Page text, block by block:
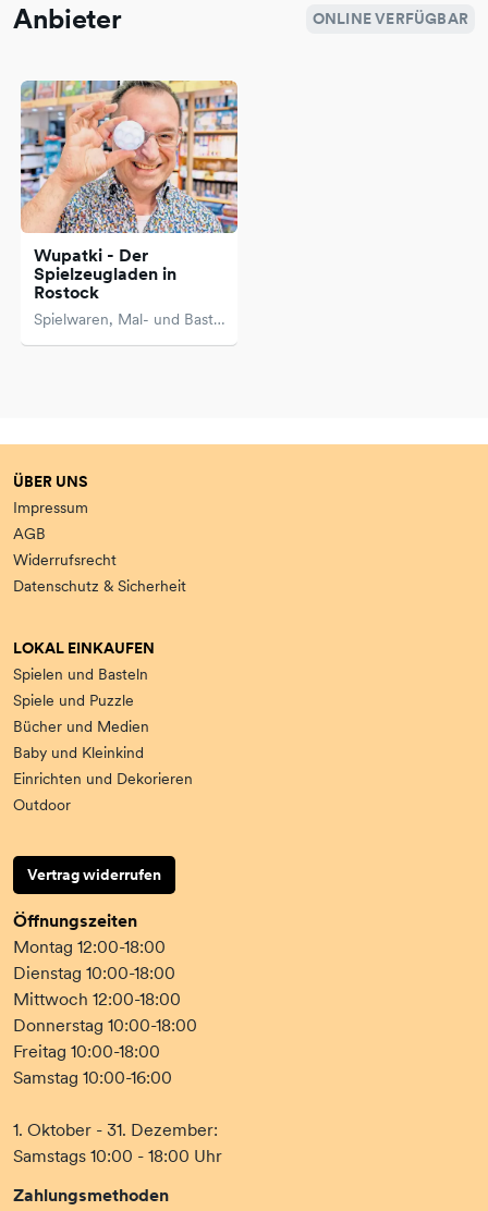
Anbieter ONLINE VERFÜGBAR
Wupatki - Der
Spielzeugladen in
Rostock
Spielwaren, Mal- und Bastelartikel
ÜBER UNS
Impressum
AGB
Widerrufsrecht
Datenschutz & Sicherheit
LOKAL EINKAUFEN
Spielen und Basteln
Spiele und Puzzle
Bücher und Medien
Baby und Kleinkind
Einrichten und Dekorieren
Outdoor
Vertrag widerrufen
Öffnungszeiten
Montag 12:00-18:00
Dienstag 10:00-18:00
Mittwoch 12:00-18:00
Donnerstag 10:00-18:00
Freitag 10:00-18:00
Samstag 10:00-16:00
1. Oktober - 31. Dezember:
Samstags 10:00 - 18:00 Uhr
Zahlungsmethoden